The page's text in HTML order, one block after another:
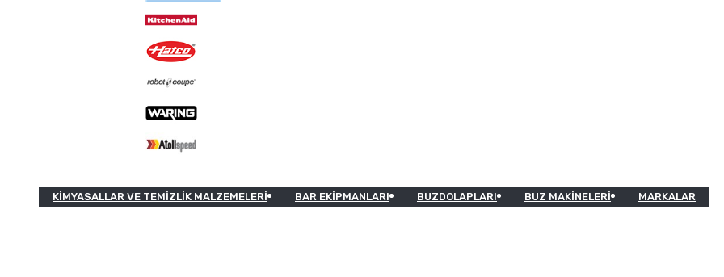
KIMYASALLAR VE TEMIZLIK MALZEMELERI BAR EKIPMANLARI BUZDOLAPLARI BUZ MAKINELERI MARKALAR